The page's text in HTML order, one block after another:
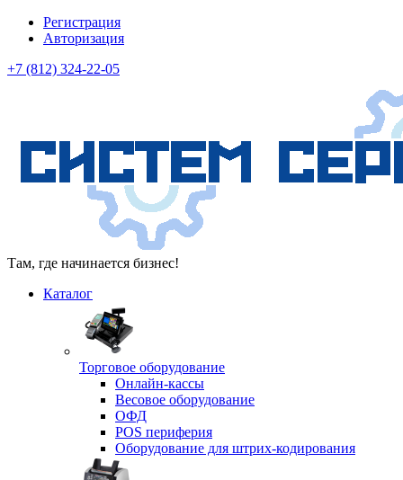
Регистрация
Авторизация
+7 (812) 324-22-05
Там, где начинается бизнес!
Каталог
Торговое оборудование
Онлайн-кассы
Весовое оборудование
ОФД
POS периферия
Оборудование для штрих-кодирования